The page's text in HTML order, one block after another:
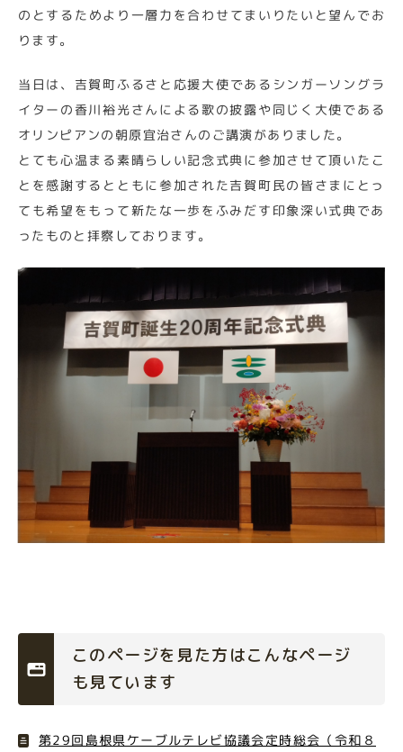
のとするためより一層力を合わせてまいりたいと望んでお
ります。
当日は、吉賀町ふるさと応援大使であるシンガーソングラ
イターの香川裕光さんによる歌の披露や同じく大使である
オリンピアンの朝原宜治さんのご講演がありました。
とても心温まる素晴らしい記念式典に参加させて頂いたこ
とを感謝するとともに参加された吉賀町民の皆さまにとっ
ても希望をもって新たな一歩をふみだす印象深い式典であ
ったものと拝察しております。
このページを見た方はこんなページ
も見ています
第29回島根県ケーブルテレビ協議会定時総会（令和８